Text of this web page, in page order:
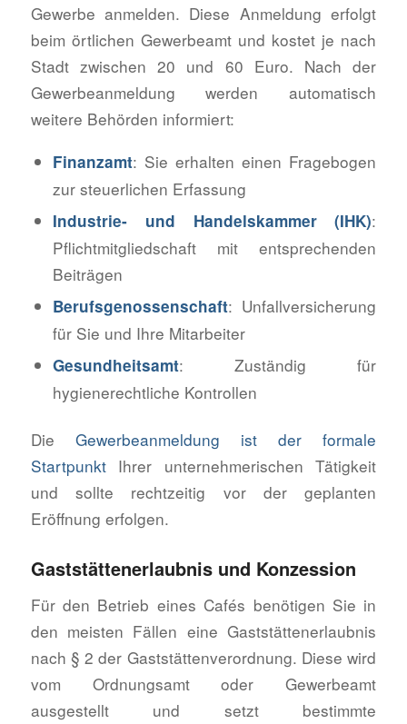
Gewerbe anmelden. Diese Anmeldung erfolgt
beim örtlichen Gewerbeamt und kostet je nach
Stadt zwischen 20 und 60 Euro. Nach der
Gewerbeanmeldung werden automatisch
weitere Behörden informiert:
Finanzamt: Sie erhalten einen Fragebogen
zur steuerlichen Erfassung
Industrie- und Handelskammer (IHK):
Pflichtmitgliedschaft mit entsprechenden
Beiträgen
Berufsgenossenschaft: Unfallversicherung
für Sie und Ihre Mitarbeiter
Gesundheitsamt: Zuständig für
hygienerechtliche Kontrollen
Die Gewerbeanmeldung ist der formale
StartpunktIhrer unternehmerischen Tätigkeit
und sollte rechtzeitig vor der geplanten
Eröffnung erfolgen.
Gaststättenerlaubnis und Konzession
Für den Betrieb eines Cafés benötigen Sie in
den meisten Fällen eine Gaststättenerlaubnis
nach § 2 der Gaststättenverordnung. Diese wird
vom Ordnungsamt oder Gewerbeamt
ausgestellt und setzt bestimmte